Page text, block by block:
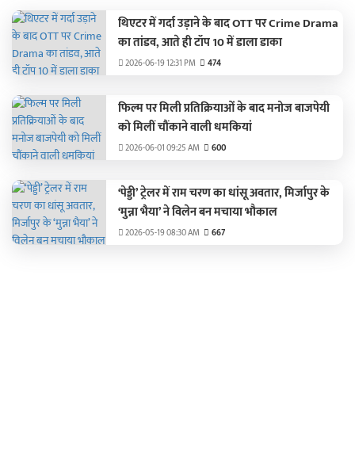
थिएटर में गर्दा उड़ाने के बाद OTT पर Crime Drama
का तांडव, आते ही टॉप 10 में डाला डाका
2026-06-19 12:31 PM 474
फिल्म पर मिली प्रतिक्रियाओं के बाद मनोज बाजपेयी
को मिलीं चौंकाने वाली धमकियां
2026-06-01 09:25 AM 600
‘पेड्डी’ ट्रेलर में राम चरण का धांसू अवतार, मिर्जापुर के
‘मुन्ना भैया’ ने विलेन बन मचाया भौकाल
2026-05-19 08:30 AM 667